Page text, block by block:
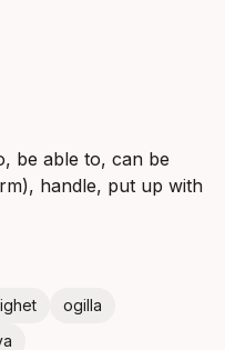
be able to, can be
handle, put up with
ogilla